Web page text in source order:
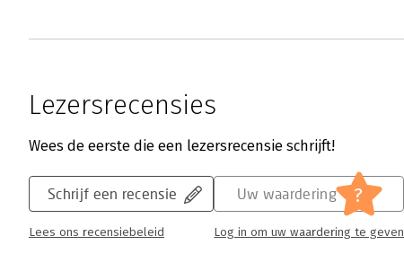
Lezersrecensies
Wees de eerste die een lezersrecensie schrijft!
Schrijf een recensie
Lees ons recensiebeleid
Uw waardering ?
Log in om uw waardering te geven